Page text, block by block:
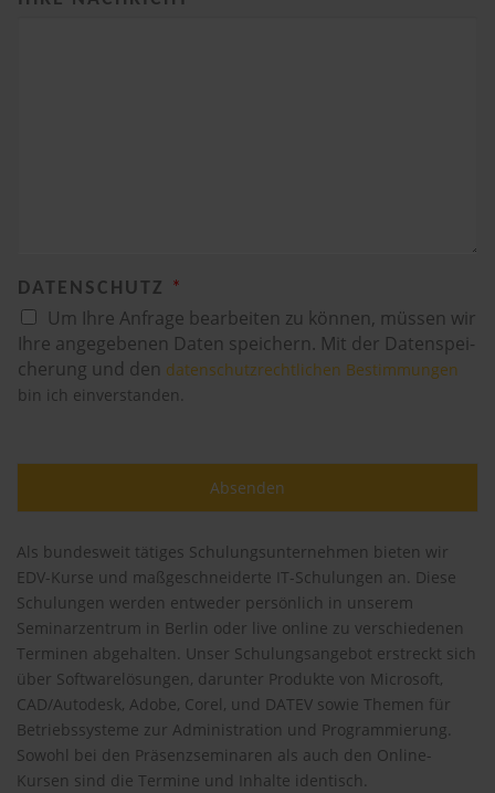
DATENSCHUTZ *
Um Ihre Anfrage bearbeiten zu können, müssen wir
Ihre angegebenen Daten speichern. Mit der Daten­spei­
che­rung und den datenschutz­rechtlichen Be­stim­mungen
bin ich einverstanden.
Absenden
Als bundesweit tätiges Schulungsunternehmen bieten wir
EDV-Kurse und maßgeschneiderte IT-Schulungen an. Diese
Schulungen werden entweder persönlich in unserem
Seminarzentrum in Berlin oder live online zu verschiedenen
Terminen abgehalten. Unser Schulungsangebot erstreckt sich
über Softwarelösungen, darunter Produkte von Microsoft,
CAD/Autodesk, Adobe, Corel, und DATEV sowie Themen für
Betriebssysteme zur Administration und Programmierung.
Sowohl bei den Präsenzseminaren als auch den Online-
Kursen sind die Termine und Inhalte identisch.